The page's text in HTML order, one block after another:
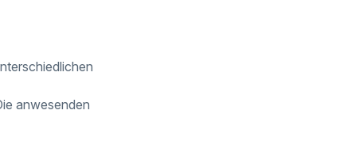
anwesenden